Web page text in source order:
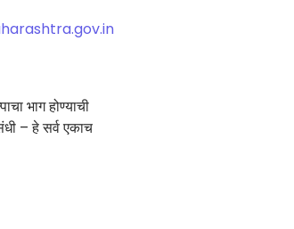
भाग होण्याची
– हे सर्व एकाच